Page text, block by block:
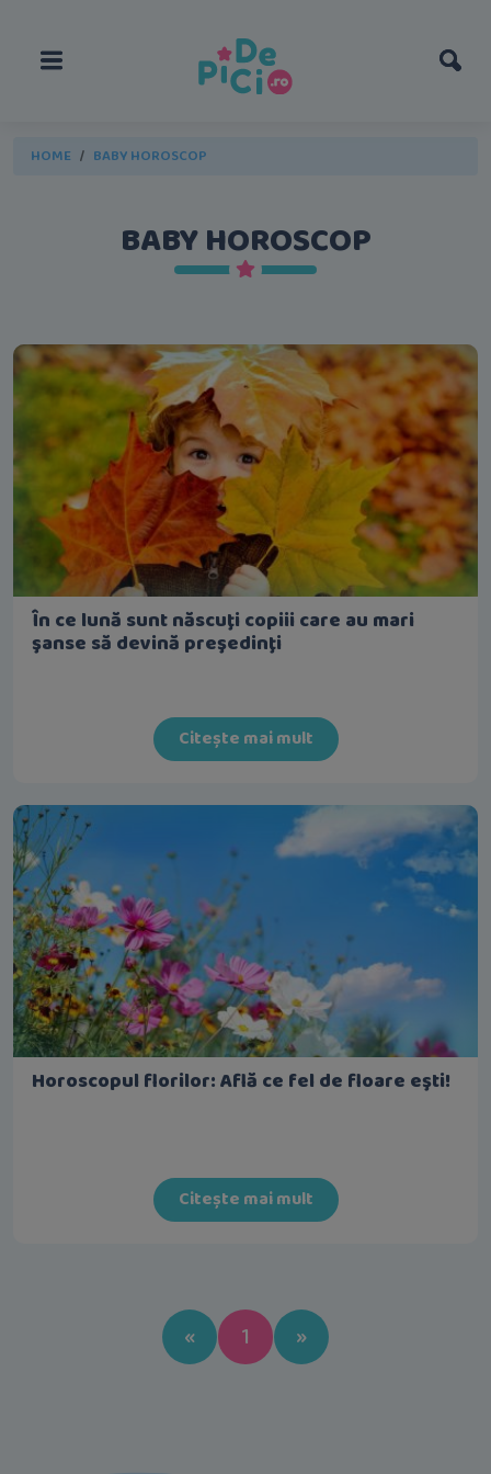
HOME BABY HOROSCOP
BABY HOROSCOP
În ce lună sunt născuţi copiii care au mari
şanse să devină preşedinţi
Citește mai mult
Horoscopul florilor: Află ce fel de floare eşti!
Citește mai mult
«Previous
1 »Next